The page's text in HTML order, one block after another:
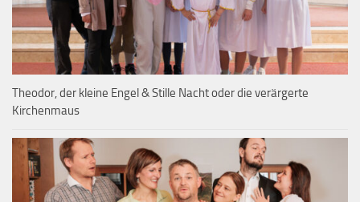
Theodor, der kleine Engel & Stille Nacht oder die verärgerte
Kirchenmaus